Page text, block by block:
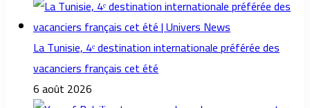
La Tunisie, 4ᵉ destination internationale préférée des
vacanciers français cet été
6 août 2026